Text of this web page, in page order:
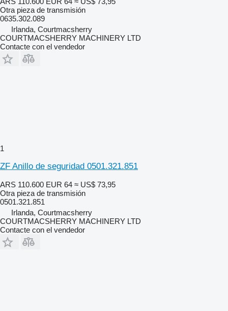
Otra pieza de transmisión
0635.302.089
Irlanda, Courtmacsherry
COURTMACSHERRY MACHINERY LTD
Contacte con el vendedor
1
ZF Anillo de seguridad 0501.321.851
ARS 110.600 EUR 64 ≈ US$ 73,95
Otra pieza de transmisión
0501.321.851
Irlanda, Courtmacsherry
COURTMACSHERRY MACHINERY LTD
Contacte con el vendedor